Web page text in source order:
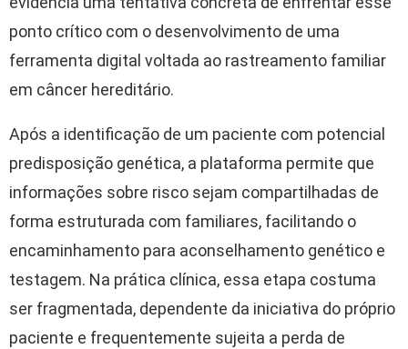
ponto crítico com o desenvolvimento de uma
ferramenta digital voltada ao rastreamento familiar
em câncer hereditário.
Após a identificação de um paciente com potencial
predisposição genética, a plataforma permite que
informações sobre risco sejam compartilhadas de
forma estruturada com familiares, facilitando o
encaminhamento para aconselhamento genético e
testagem. Na prática clínica, essa etapa costuma
ser fragmentada, dependente da iniciativa do próprio
paciente e frequentemente sujeita a perda de